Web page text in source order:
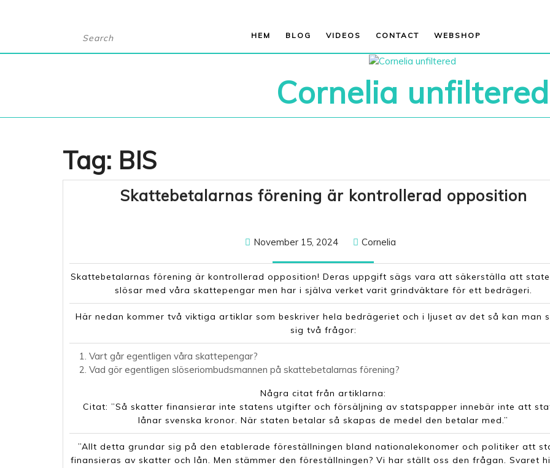
content
for:
HEM BLOG VIDEOS CONTACT WEBSHOP
Cornelia unfiltered
Tag: BIS
Skattebetalarnas förening är kontrollerad opposition
November 15, 2024November
CorneliaCornelia
Skattebetalarnas förening är kontrollerad opposition! Deras uppgift sägs vara att säkerställa att
slösar med våra skattepengar men har i själva verket varit grindväktare för ett bedrägeri.
Här nedan kommer två viktiga artiklar som beskriver hela bedrägeriet och i ljuset av det så kan man
sig två frågor:
Vart går egentligen våra skattepengar?
Vad gör egentligen slöseriombudsmannen på skattebetalarnas förening?
Några citat från artiklarna:
Citat: ”Så skatter finansierar inte statens utgifter och försäljning av statspapper innebär inte att
lånar svenska kronor. När staten betalar så skapas de medel den betalar med.”
”Allt detta grundar sig på den etablerade föreställningen bland nationalekonomer och politiker att
finansieras av skatter och lån. Men stämmer den föreställningen? Vi har ställt oss den frågan. Svaret